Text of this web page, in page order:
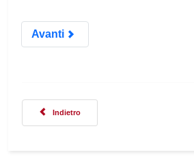
Avanti
Articolo precedente: Formulario e
Indietro